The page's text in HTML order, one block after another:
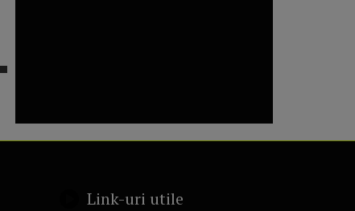
Link-uri utile